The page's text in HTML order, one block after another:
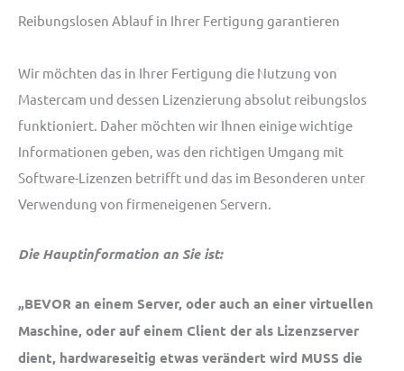
Reibungslosen Ablauf in Ihrer Fertigung garantieren
Wir möchten das in Ihrer Fertigung die Nutzung von
Mastercam und dessen Lizenzierung absolut reibungslos
funktioniert. Daher möchten wir Ihnen einige wichtige
Informationen geben, was den richtigen Umgang mit
Software-Lizenzen betrifft und das im Besonderen unter
Verwendung von firmeneigenen Servern.
Die Hauptinformation an Sie ist:
„BEVOR an einem Server, oder auch an einer virtuellen
Maschine, oder auf einem Client der als Lizenzserver
dient, hardwareseitig etwas verändert wird MUSS die